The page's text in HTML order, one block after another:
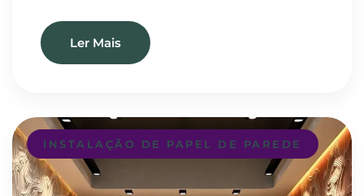
Ler Mais
INSTALAÇÃO DE PAPEL DE PAREDE